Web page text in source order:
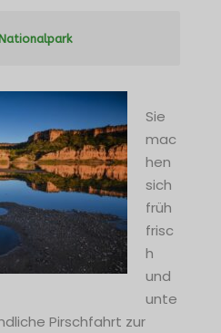
Sie
mac
hen
sich
früh
frisc
h
und
unte
Pirschfahrt zur